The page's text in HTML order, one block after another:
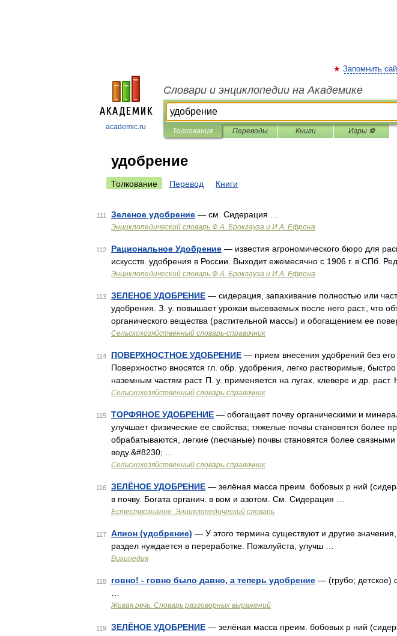
academic.ru
Запомнить
Словари и энциклопедии на Академике
Толкования Переводы Книги Игры ⚽
удобрение
Толкование Перевод Книги
111 Зеленое удобрение — см. Сидерация …
Энциклопедический словарь Ф.А. Брокгауза и И.А. Ефрона
112 Рациональное Удобрение — известия агрономического бюро для
искусств. удобрения в России. Выходит ежемесячно с 1906 г. в СПб.
Энциклопедический словарь Ф.А. Брокгауза и И.А. Ефрона
113 ЗЕЛЕНОЕ УДОБРЕНИЕ — сидерация, запахивание полностью или
удобрения. З. у. повышает урожаи высеваемых после него раст., что
органического вещества (растительной массы) и обогащением ее
Сельскохозяйственный словарь-справочник
114 ПОВЕРХНОСТНОЕ УДОБРЕНИЕ — прием внесения удобрений без его
Поверхностно вносятся гл. обр. удобрения, легко растворимые,
наземным частям раст. П. у. применяется на лугах, клевере и др. раст.
Сельскохозяйственный словарь-справочник
115 ТОРФЯНОЕ УДОБРЕНИЕ — обогащает почву органическими и
улучшает физические ее свойства; тяжелые почвы становятся более
обрабатываются, легкие (песчаные) почвы становятся более
воду.&#8230; …
Сельскохозяйственный словарь-справочник
116 ЗЕЛЁНОЕ УДОБРЕНИЕ — зелёная масса преим. бобовых р ний
в почву. Богата органич. в вом и азотом. См. Сидерация …
Естествознание. Энциклопедический словарь
117 Апион (удобрение) — У этого термина существуют и другие
раздел нуждается в переработке. Пожалуйста, улучш …
Википедия
118 говно! - говно было давно, а теперь удобрение — (грубо; детское)
Живая речь. Словарь разговорных выражений
119 ЗЕЛЁНОЕ УДОБРЕНИЕ — зелёная масса преим. бобовых р ний